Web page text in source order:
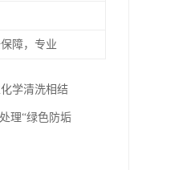
障，专业
学清洗相结
理“绿色防垢